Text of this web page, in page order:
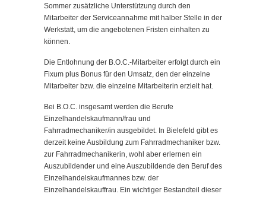
Sommer zusätzliche Unterstützung durch den
Mitarbeiter der Serviceannahme mit halber Stelle in der
Werkstatt, um die angebotenen Fristen einhalten zu
können.
Die Entlohnung der B.O.C.-Mitarbeiter erfolgt durch ein
Fixum plus Bonus für den Umsatz, den der einzelne
Mitarbeiter bzw. die einzelne Mitarbeiterin erzielt hat.
Bei B.O.C. insgesamt werden die Berufe
Einzelhandelskaufmann/frau und
Fahrradmechaniker/in ausgebildet. In Bielefeld gibt es
derzeit keine Ausbildung zum Fahrradmechaniker bzw.
zur Fahrradmechanikerin, wohl aber erlernen ein
Auszubildender und eine Auszubildende den Beruf des
Einzelhandelskaufmannes bzw. der
Einzelhandelskauffrau. Ein wichtiger Bestandteil dieser